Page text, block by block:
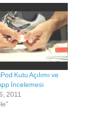
Kutu Açılımı ve
İncelemesi
2011